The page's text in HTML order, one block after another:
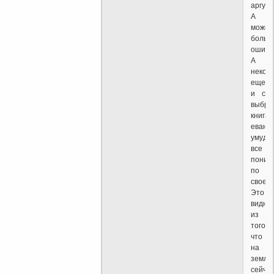
А
может,
А
еще
и с
все
по
Это
видно
из
того,
что
на
земле
сейчас